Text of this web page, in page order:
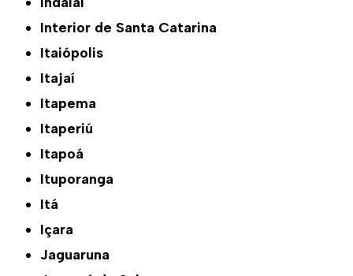
Interior de Santa Catarina
Itaiópolis
Itajaí
Itapema
Itaperiú
Itapoá
Ituporanga
Itá
Içara
Jaguaruna